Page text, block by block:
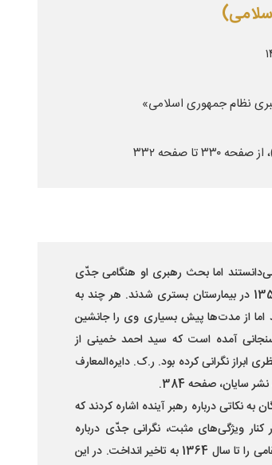
نظام جمهوری اسلامی»
اما بحث رهبری او هنگامی جدّی
شد که بیماری قلبی امام نگران‌کننده و بهمن 1358 در بیمارستان بستری شدند. هر چند به
مقام رهبری شد اما از مدت‌ها پیش بسیاری وی را جانشین
آمده است که سید احمد خمینی از
ابراز نگرانی کرده بود. ر.ک. دایره‌المعارف
سایان، صفحه 384.
پیام خود به خبرگان به نکاتی درباره رهبر آینده اشاره کردند که
ویژگی‌های مثبت، نگرانی جدّی درباره
اطرافیان وی وجود داشت و این موضوع قائم مقامی را تا سال 1364 به تاخیر انداخت. در این